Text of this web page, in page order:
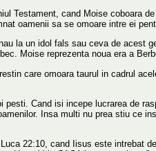
Testament, cand Moise coboara
oamenii sa se omoare intre ei
la un idol fals sau ceva de acest
Moise reprezenta noua era a
care omoara taurul in cadrul
Cand isi incepe lucrarea de
Insa multi nu prea stiu ce
22:10, cand Iisus este intrebat